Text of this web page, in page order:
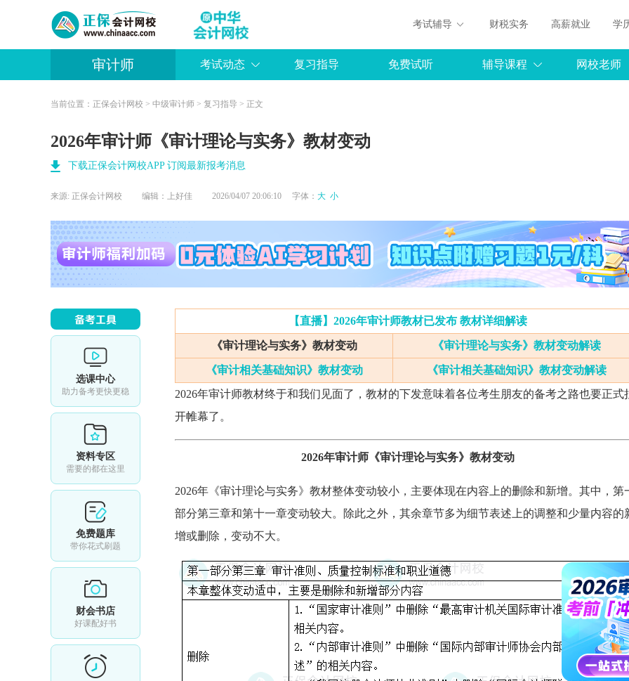
考试辅导 财税实务 高薪就业 学
审计师 考试动态 复习指导 免费试听 辅导课程 网校老师
当前位置： 正保会计网校 > 中级审计师 > 复习指导 > 正文
2026年审计师《审计理论与实务》教材变动
下载正保会计网校APP 订阅最新报考消息
来源: 正保会计网校 编辑：上好佳 2026/04/07 20:06:10 字体： 大 小
选课中心
助力备考更快更稳
资料专区
需要的都在这里
免费题库
带你花式刷题
财会书店
好课配好书
【直播】2026年审计师教材已发布 教材详细解读
《审计理论与实务》教材变动 《审计理论与实务》教材变动解读
《审计相关基础知识》教材变动
《审计相关基础知识》教材变动解读
2026年审计师教材终于和我们见面了，教材的下发意味着各位考生朋友的备考之路也要正式
开帷幕了。
2026年审计师《审计理论与实务》教材变动
2026年《审计理论与实务》教材整体变动较小，主要体现在内容上的删除和新增。其中，第
部分第三章和第十一章变动较大。除此之外，其余章节多为细节表述上的调整和少量内容的
增或删除，变动不大。